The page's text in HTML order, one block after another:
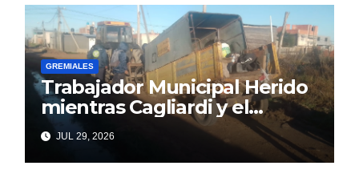
GREMIALES
Trabajador Municipal Herido
mientras Cagliardi y el
Sindicato hacen la suya
JUL 29, 2026